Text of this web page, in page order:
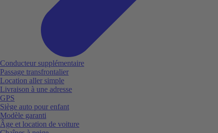
Conducteur supplémentaire
Passage transfrontalier
Location aller simple
Livraison à une adresse
GPS
Siège auto pour enfant
Modèle garanti
Âge et location de voiture